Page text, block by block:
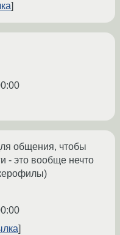
общения, чтобы
- это вообще нечто